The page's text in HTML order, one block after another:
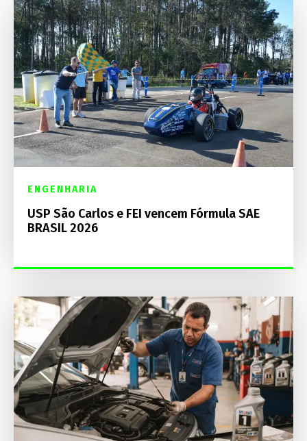
ENGENHARIA
USP São Carlos e FEI vencem Fórmula SAE
BRASIL 2026